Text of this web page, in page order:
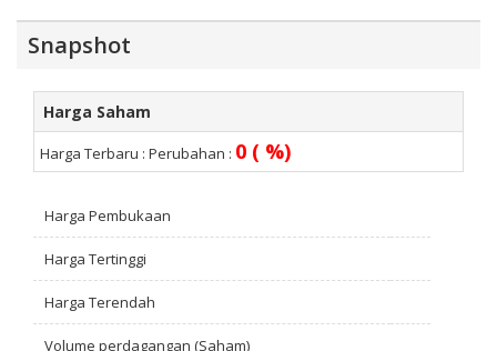
Snapshot
Harga Saham
Harga Terbaru : Perubahan : 0 ( %)
Harga Pembukaan
Harga Tertinggi
Harga Terendah
Volume perdagangan (Saham)